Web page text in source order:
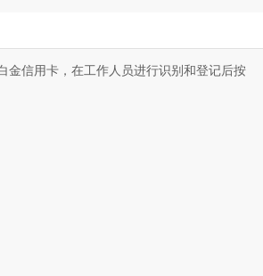
金信用卡，在工作人员进行识别和登记后按